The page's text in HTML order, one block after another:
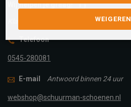
Wij helpen je graag!
Telefoon
0545-280081
E-mail Antwoord binnen 24 uur
webshop@schuurman-schoenen.nl
WEIGEREN